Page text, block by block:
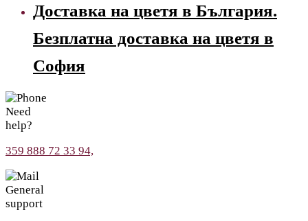
Доставка на цветя в България.
Безплатна доставка на цветя в
София
Need
help?
359 888 72 33 94,
General
support